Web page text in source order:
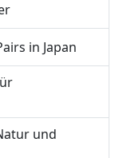
in Japan
und